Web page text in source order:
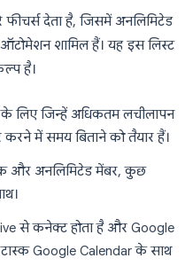
देता है, जिसमें अनलिमिटेड
ऑटोमेशन शामिल हैं। यह इस लिस्ट
है।
के लिए जिन्हें अधिकतम लचीलापन
में समय बिताने को तैयार हैं।
और अनलिमिटेड मेंबर, कुछ
से कनेक्ट होता है और Google
Google Calendar के साथ